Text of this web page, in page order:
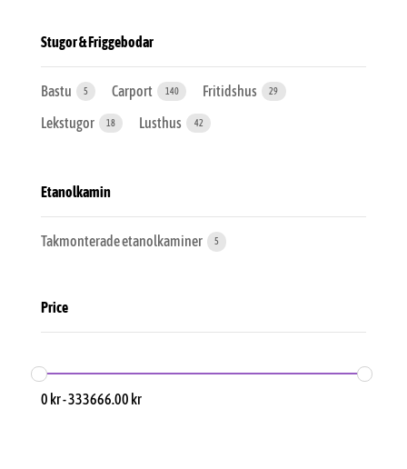
Stugor & Friggebodar
Bastu 5 Carport 140 Fritidshus 29
Lekstugor 18 Lusthus 42
Etanolkamin
Takmonterade etanolkaminer 5
Price
0 kr-333666.00 kr